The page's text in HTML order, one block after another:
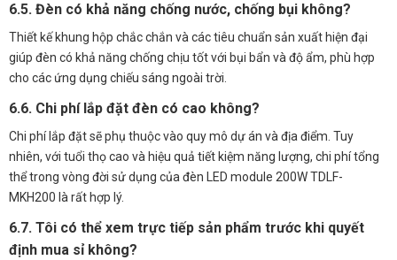
6.5. Đèn có khả năng chống nước, chống bụi không?
Thiết kế khung hộp chắc chắn và các tiêu chuẩn sản xuất hiện đại
giúp đèn có khả năng chống chịu tốt với bụi bẩn và độ ẩm, phù hợp
cho các ứng dụng chiếu sáng ngoài trời.
6.6. Chi phí lắp đặt đèn có cao không?
Chi phí lắp đặt sẽ phụ thuộc vào quy mô dự án và địa điểm. Tuy
nhiên, với tuổi thọ cao và hiệu quả tiết kiệm năng lượng, chi phí tổng
thể trong vòng đời sử dụng của đèn LED module 200W TDLF-
MKH200 là rất hợp lý.
6.7. Tôi có thể xem trực tiếp sản phẩm trước khi quyết
định mua sỉ không?